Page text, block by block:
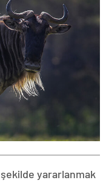
yararlanmak